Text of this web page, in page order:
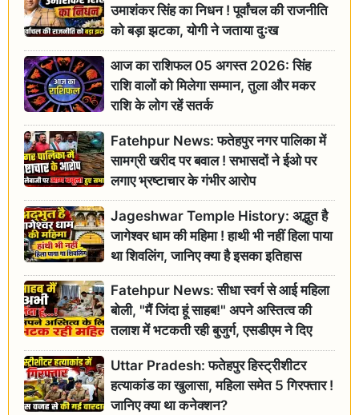
उमाशंकर सिंह का निधन ! पूर्वांचल की राजनीति
को बड़ा झटका, योगी ने जताया दुःख
आज का राशिफल 05 अगस्त 2026: सिंह
राशि वालों को मिलेगा सम्मान, तुला और मकर
राशि के लोग रहें सतर्क
Fatehpur News: फतेहपुर नगर पालिका में
सामग्री खरीद पर बवाल ! सभासदों ने ईओ पर
लगाए भ्रष्टाचार के गंभीर आरोप
Jageshwar Temple History: अद्भुत है
जागेश्वर धाम की महिमा ! हाथी भी नहीं हिला पाया
था शिवलिंग, जानिए क्या है इसका इतिहास
Fatehpur News: सीधा स्वर्ग से आई महिला
बोली, "मैं जिंदा हूं साहब!" अपने अस्तित्व की
तलाश में भटकती रही बुजुर्ग, एसडीएम ने दिए
जांच के आदेश
Uttar Pradesh: फतेहपुर हिस्ट्रीशीटर
हत्याकांड का खुलासा, महिला समेत 5 गिरफ्तार !
जानिए क्या था कनेक्शन?